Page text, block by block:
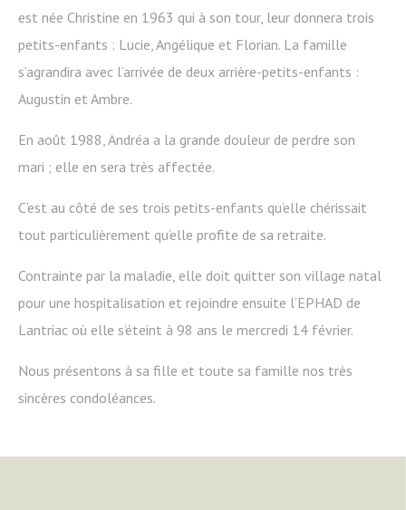
est née Christine en 1963 qui à son tour, leur donnera trois
petits-enfants : Lucie, Angélique et Florian. La famille
s’agrandira avec l’arrivée de deux arrière-petits-enfants :
Augustin et Ambre.
En août 1988, Andréa a la grande douleur de perdre son
mari ; elle en sera très affectée.
C’est au côté de ses trois petits-enfants qu’elle chérissait
tout particulièrement qu’elle profite de sa retraite.
Contrainte par la maladie, elle doit quitter son village natal
pour une hospitalisation et rejoindre ensuite l’EPHAD de
Lantriac où elle s’éteint à 98 ans le mercredi 14 février.
Nous présentons à sa fille et toute sa famille nos très
sincères condoléances.